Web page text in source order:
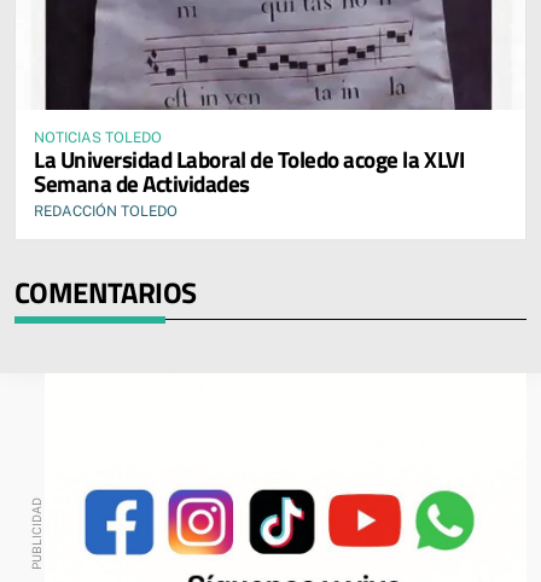
NOTICIAS TOLEDO
La Universidad Laboral de Toledo acoge la XLVI
Semana de Actividades
REDACCIÓN TOLEDO
COMENTARIOS